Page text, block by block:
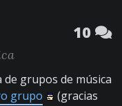
10
de grupos de música
grupo
(gracias